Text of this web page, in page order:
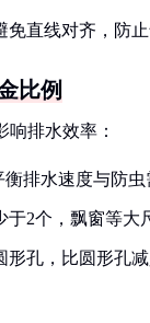
免直线对齐，防
比例
排水效率：
衡排水速度与防
于2个，飘窗等大
形孔，比圆形孔